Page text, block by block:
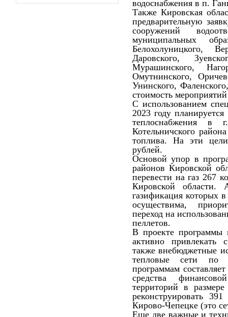
водоснабжения в п.
Также Кировская
предварительную
сооружений
муниципальных
Белохолуницкого,
Даровского,
Мурашинского,
Омутнинского,
Унинского,
стоимость
С использованием
2023 году
теплоснабжения
Котельничского
топлива. На эти
рублей.
Основой упор в
районов Кировской
перевести на газ 267
Кировской области.
газификация которых
осуществима,
переход на
пеллетов.
В проекте программы
активно привлекать
также внебюджетные
тепловые сети по
программам
средства
территорий в
реконструировать
Кирово-Чепецке (это
Еще две важные и